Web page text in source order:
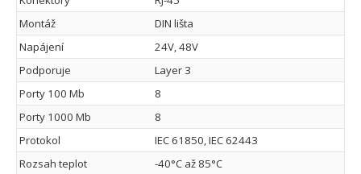
Montáž
DIN lišta
Napájení
24V, 48V
Podporuje
Layer 3
Porty 100 Mb
8
Porty 1000 Mb
8
Protokol
IEC 61850, IEC 62443
Rozsah teplot
-40°C až 85°C